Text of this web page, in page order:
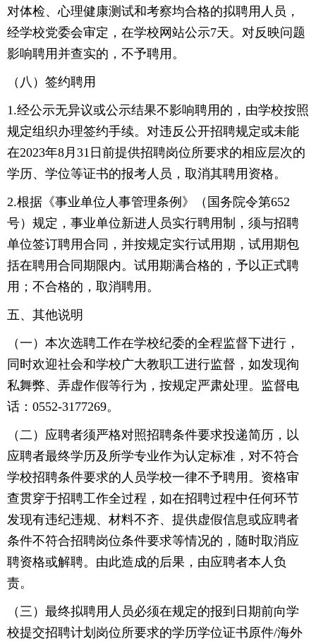
对体检、心理健康测试和考察均合格的拟聘用人员，
经学校党委会审定，在学校网站公示7天。对反映问题
影响聘用并查实的，不予聘用。
（八）签约聘用
1.经公示无异议或公示结果不影响聘用的，由学校按照
规定组织办理签约手续。对违反公开招聘规定或未能
在2023年8月31日前提供招聘岗位所要求的相应层次的
学历、学位等证书的报考人员，取消其聘用资格。
2.根据《事业单位人事管理条例》（国务院令第652
号）规定，事业单位新进人员实行聘用制，须与招聘
单位签订聘用合同，并按规定实行试用期，试用期包
括在聘用合同期限内。试用期满合格的，予以正式聘
用；不合格的，取消聘用。
五、其他说明
（一）本次选聘工作在学校纪委的全程监督下进行，
同时欢迎社会和学校广大教职工进行监督，如发现徇
私舞弊、弄虚作假等行为，按规定严肃处理。监督电
话：0552-3177269。
（二）应聘者须严格对照招聘条件要求投递简历，以
应聘者最终学历及所学专业作为认定标准，对不符合
学校招聘条件要求的人员学校一律不予聘用。资格审
查贯穿于招聘工作全过程，如在招聘过程中任何环节
发现有违纪违规、材料不齐、提供虚假信息或应聘者
条件不符合招聘岗位条件要求等情况的，随时取消应
聘资格或解聘。由此造成的后果，由应聘者本人负
责。
（三）最终拟聘用人员必须在规定的报到日期前向学
校提交招聘计划岗位所要求的学历学位证书原件/海外